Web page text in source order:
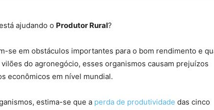
ajudando o Produtor Rural?
se em obstáculos importantes para o bom rendimento e
do agronegócio, esses organismos causam prejuízos
econômicos em nível mundial.
estima-se que a perda de produtividade das cinco